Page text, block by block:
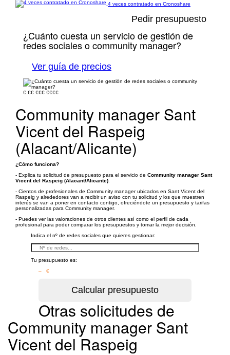
4 veces contratado en Cronoshare
Pedir presupuesto
¿Cuánto cuesta un servicio de gestión de
redes sociales o community manager?
Ver guía de precios
€ €€ €€€ €€€€
Community manager Sant
Vicent del Raspeig
(Alacant/Alicante)
¿Cómo funciona?
- Explica tu solicitud de presupuesto para el servicio de Community manager Sant
Vicent del Raspeig (Alacant/Alicante)
- Cientos de profesionales de Community manager ubicados en Sant Vicent del
Raspeig y alrededores van a recibir un aviso con tu solicitud y los que muestren
interés se van a poner en contacto contigo, ofreciéndote un presupuesto y tarifas
personalizadas para Community manager.
- Puedes ver las valoraciones de otros clientes así como el perfil de cada
profesional para poder comparar los presupuestos y tomar la mejor decisión.
Indica el nº de redes sociales que quieres gestionar:
Tu presupuesto es:
– €
Otras solicitudes de
Community manager Sant
Vicent del Raspeig